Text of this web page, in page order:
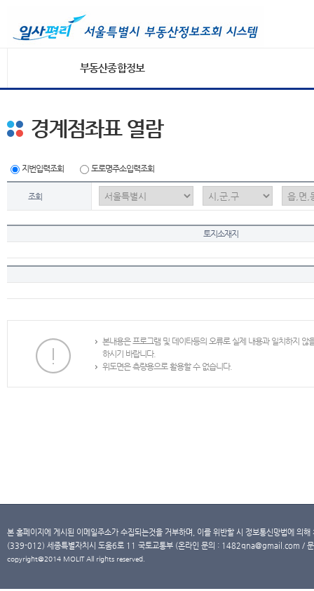
부동산종합정보
경계점좌표 열람
지번입력조회 도로명주소입력조회
조회
토지소재지
본내용은 프로그램 및 데이타등의 오류로 실제 내용과 일치하지
하시기 바랍니다.
위도면은 측량용으로 활용할 수 없습니다.
본 홈페이지에 게시된 이메일주소가 수집되는것을 거부하며, 이를 위반할 시 정보통신망법에 의
(339-012) 세종특별자치시 도움6로 11 국토교통부 (온라인 문의 : 1482qna@gmail.com /
copyright@2014 MOLIT All rights reserved.